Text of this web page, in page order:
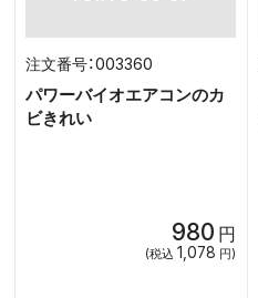
003360
パワーバイオエアコンのカ
ビきれい
980 円
(税込 1,078 円)